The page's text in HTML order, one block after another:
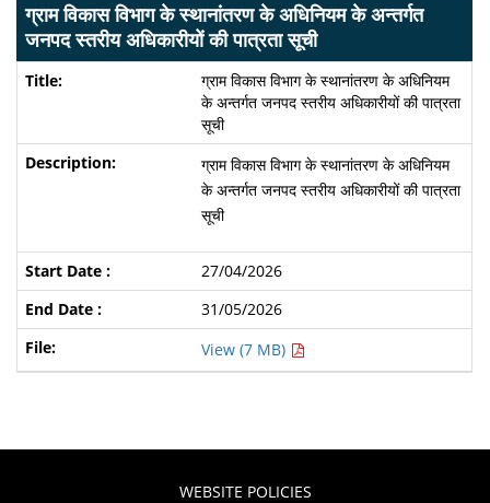
ग्राम विकास विभाग के स्थानांतरण के अधिनियम के अन्तर्गत
जनपद स्तरीय अधिकारीयों की पात्रता सूची
ग्राम विकास विभाग के स्थानांतरण के अधिनियम
के अन्तर्गत जनपद स्तरीय अधिकारीयों की पात्रता
सूची
ग्राम विकास विभाग के स्थानांतरण के अधिनियम
के अन्तर्गत जनपद स्तरीय अधिकारीयों की पात्रता
सूची
27/04/2026
31/05/2026
View (7 MB)
WEBSITE POLICIES